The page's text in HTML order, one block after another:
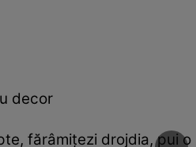
decor
fărâmițezi drojdia, pui